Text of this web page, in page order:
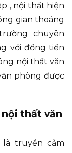
, nội thất hiện
gian thoáng
chuyên
với đồng tiền
nội thất văn
phòng được
thất văn
truyền cảm